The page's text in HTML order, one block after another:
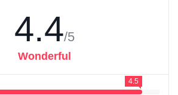
4.4/5
Wonderful
4.5